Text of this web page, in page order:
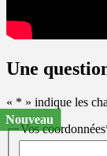
Une
« * » indique les
Vos coordonnées
Nouveau